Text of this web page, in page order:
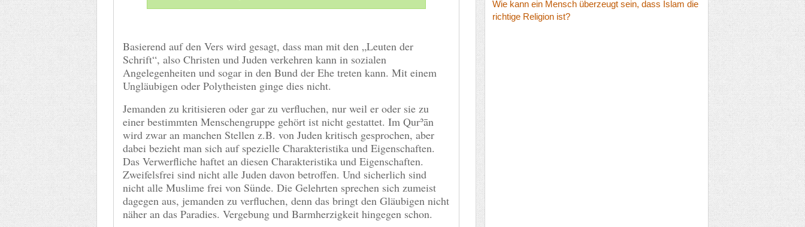
Basierend auf den Vers wird gesagt, dass man mit den „Leuten der
Schrift“, also Christen und Juden verkehren kann in sozialen
Angelegenheiten und sogar in den Bund der Ehe treten kann. Mit einem
Ungläubigen oder Polytheisten ginge dies nicht.
Jemanden zu kritisieren oder gar zu verfluchen, nur weil er oder sie zu
einer bestimmten Menschengruppe gehört ist nicht gestattet. Im Qurʾān
wird zwar an manchen Stellen z.B. von Juden kritisch gesprochen, aber
dabei bezieht man sich auf spezielle Charakteristika und Eigenschaften.
Das Verwerfliche haftet an diesen Charakteristika und Eigenschaften.
Zweifelsfrei sind nicht alle Juden davon betroffen. Und sicherlich sind
nicht alle Muslime frei von Sünde. Die Gelehrten sprechen sich zumeist
dagegen aus, jemanden zu verfluchen, denn das bringt den Gläubigen nicht
näher an das Paradies. Vergebung und Barmherzigkeit hingegen schon.
Wie kann ein Mensch überzeugt sein, dass Islam die
richtige Religion ist?